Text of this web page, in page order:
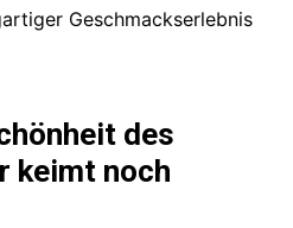
Geschmackserlebnis
des
keimt noch